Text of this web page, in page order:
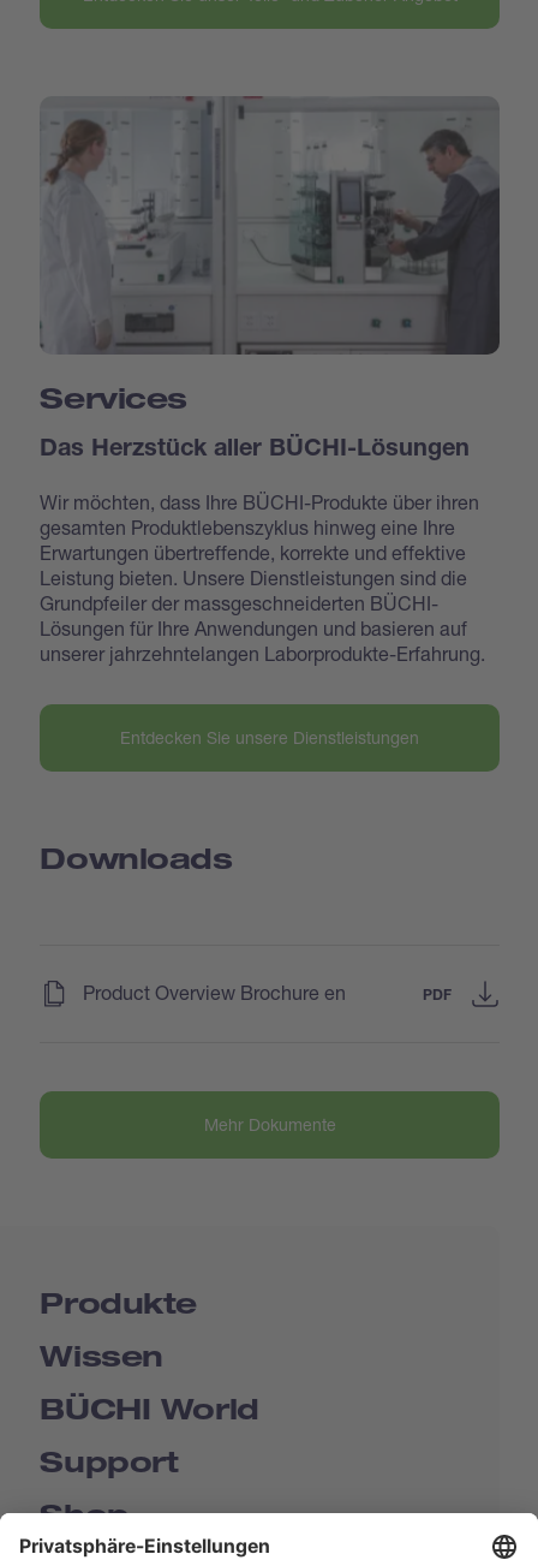
Services
Das Herzstück aller BÜCHI-Lösungen
Wir möchten, dass Ihre BÜCHI-Produkte über ihren
gesamten Produktlebenszyklus hinweg eine Ihre
Erwartungen übertreffende, korrekte und effektive
Leistung bieten. Unsere Dienstleistungen sind die
Grundpfeiler der massgeschneiderten BÜCHI-
Lösungen für Ihre Anwendungen und basieren auf
unserer jahrzehntelangen Laborprodukte-Erfahrung.
Entdecken Sie unsere Dienstleistungen
Downloads
Product Overview Brochure en PDF
Mehr Dokumente
Produkte
Wissen
BÜCHI World
Support
Shop